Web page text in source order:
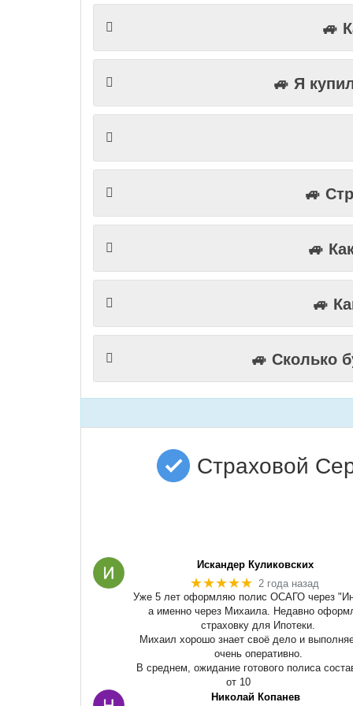
🚙
🚙 Я
🚙
🚙
🚙
🚙 Сколько
Искандер Куликовских
★★★★★ 2 года назад
Уже 5 лет оформляю полис ОСАГО через
а именно через Михаила. Недавно
страховку для Ипотеки.
Михаил хорошо знает своё дело и
очень оперативно.